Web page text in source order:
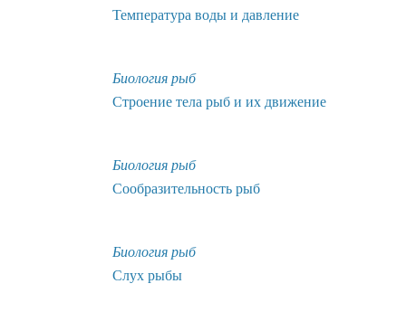
Температура воды и давление
Биология рыб
Строение тела рыб и их движение
Биология рыб
Сообразительность рыб
Биология рыб
Слух рыбы